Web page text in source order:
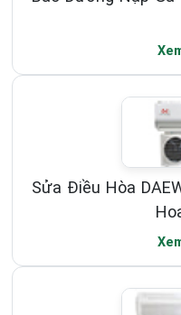
Sửa Điều Hòa